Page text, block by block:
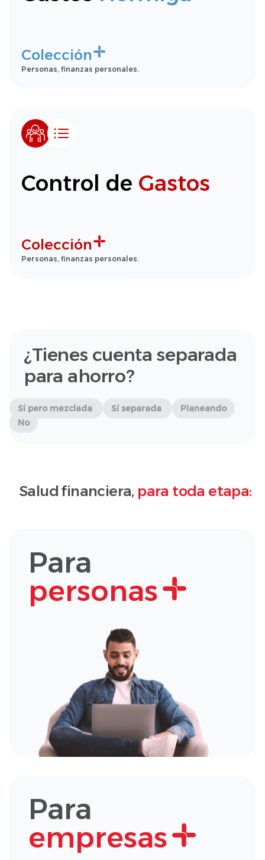
Colección
Personas, finanzas personales.
Control de Gastos
Colección
Personas, finanzas personales.
¿Tienes cuenta separada
para ahorro?
Sí pero mezclada Sí separada
Planeando
No
Salud financiera, para toda etapa:
Para
personas
Para
empresas